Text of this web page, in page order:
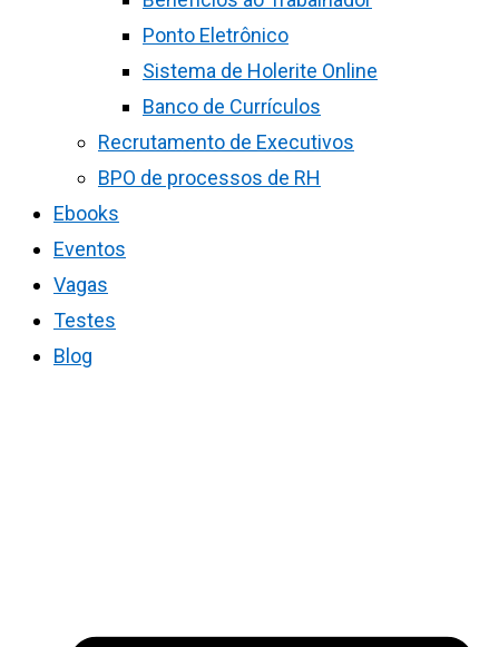
Ponto Eletrônico
Sistema de Holerite Online
Banco de Currículos
Recrutamento de Executivos
BPO de processos de RH
Ebooks
Eventos
Vagas
Testes
Blog